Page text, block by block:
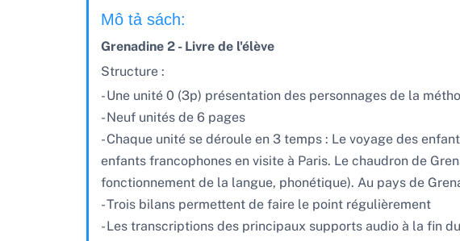
Mô tả sách:
Grenadine 2 - Livre de l'élève
Structure :
- Une unité 0 (3p) présentation des personnages de la
- Neuf unités de 6 pages
- Chaque unité se déroule en 3 temps : Le voyage des
enfants francophones en visite à Paris. Le chaudron de
fonctionnement de la langue, phonétique). Au pays de
- Trois bilans permettent de faire le point régulièrement
- Les transcriptions des principaux supports audio à la fin